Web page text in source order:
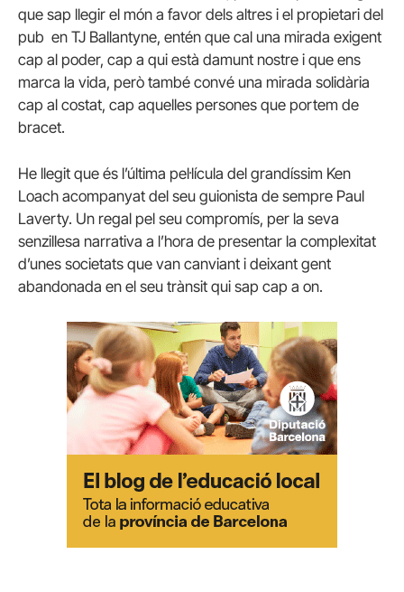
que sap llegir el món a favor dels altres i el propietari del
pub en TJ Ballantyne, entén que cal una mirada exigent
cap al poder, cap a qui està damunt nostre i que ens
marca la vida, però també convé una mirada solidària
cap al costat, cap aquelles persones que portem de
bracet.
He llegit que és l’última pel·lícula del grandíssim Ken
Loach acompanyat del seu guionista de sempre Paul
Laverty. Un regal pel seu compromís, per la seva
senzillesa narrativa a l’hora de presentar la complexitat
d’unes societats que van canviant i deixant gent
abandonada en el seu trànsit qui sap cap a on.